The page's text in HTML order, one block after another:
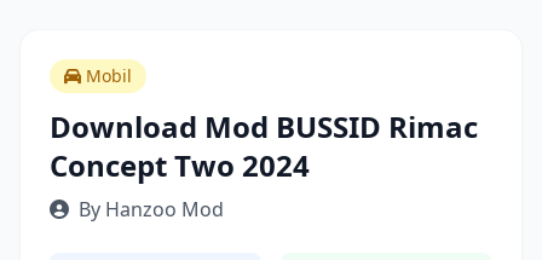
Mobil
Download Mod BUSSID Rimac
Concept Two 2024
By Hanzoo Mod